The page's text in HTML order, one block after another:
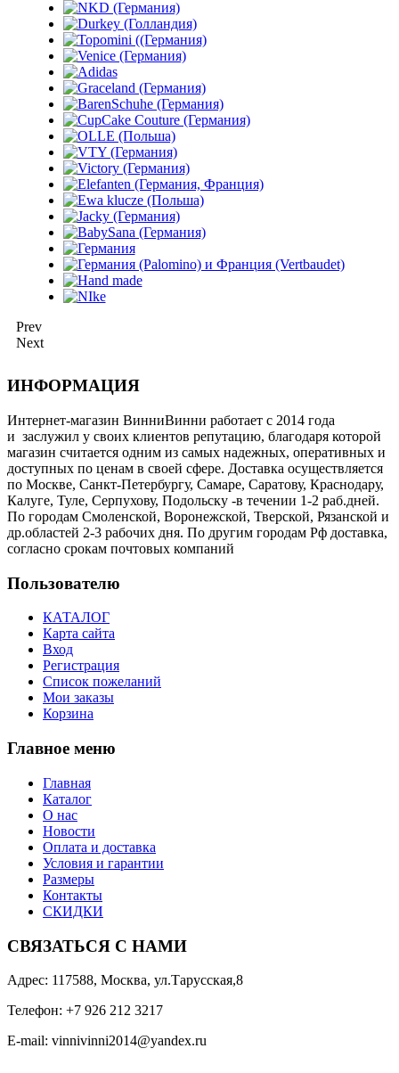
Prev
Next
ИНФОРМАЦИЯ
Интернет-магазин ВинниВинни работает с 2014 года
и заслужил у своих клиентов репутацию, благодаря которой
магазин считается одним из самых надежных, оперативных и
доступных по ценам в своей сфере. Доставка осуществляется
по Москве, Санкт-Петербургу, Самаре, Саратову, Краснодару,
Калуге, Туле, Серпухову, Подольску -в течении 1-2 раб.дней.
По городам Смоленской, Воронежской, Тверской, Рязанской и
др.областей 2-3 рабочих дня. По другим городам Рф доставка,
согласно срокам почтовых компаний
Пользователю
КАТАЛОГ
Карта сайта
Вход
Регистрация
Список пожеланий
Мои заказы
Корзина
Главное меню
Главная
Каталог
О нас
Новости
Оплата и доставка
Условия и гарантии
Размеры
Контакты
СКИДКИ
СВЯЗАТЬСЯ С НАМИ
Адрес: 117588, Москва, ул.Тарусская,8
Телефон: +7 926 212 3217
E-mail: vinnivinni2014@yandex.ru